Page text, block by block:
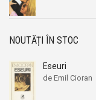
Alexandra Jones
Alexandra Ripley
Alexandre
Alexandre Koyre
Alexandra Jones
Alexandra Ripley
Alexandre
Alexandre Koyre
NOUTĂȚI ÎN STOC
Eseuri
de Emil Cioran